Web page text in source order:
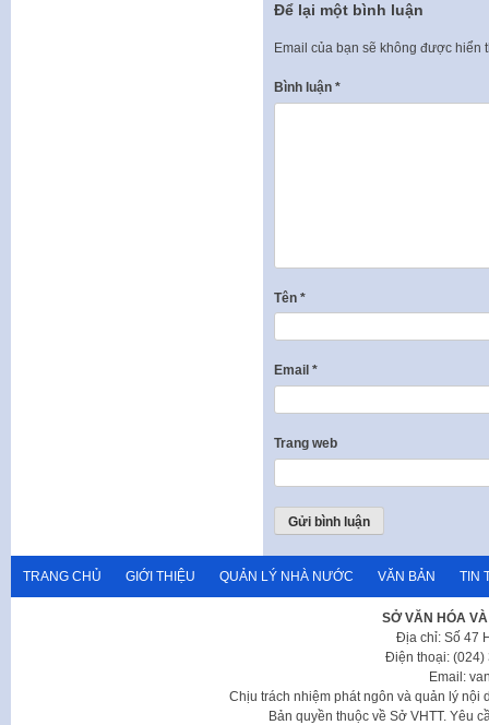
Để lại một bình luận
Email của bạn sẽ không được hiển
Bình luận *
Tên *
Email *
Trang web
TRANG CHỦ GIỚI THIỆU QUẢN LÝ NHÀ NƯỚC VĂN BẢN TIN
SỞ VĂN HÓA
Địa chỉ: Số 47
Điện thoại: (024)
Email:
Chịu trách nhiệm phát ngôn và quản lý nội
Bản quyền thuộc về Sở VHTT. Yêu